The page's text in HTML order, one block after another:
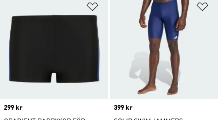
Lägg till på önskelistan
Price
299 kr
Price
399 kr